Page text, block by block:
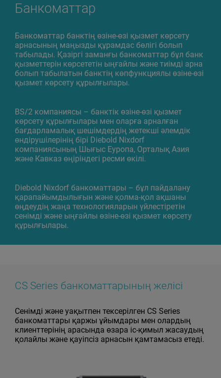
Банкоматтар
Банкоматтар банктің өзіне-өзі қызмет көрсету
арнасының маңызды құрамдас бөлігі болып
табылады. Қазіргі заманғы банкоматтар бұл банк
қызметтерін көрсететін ыңғайлы және тиімді арна
болып табылатын банктің көпфункциялы өзіне-өзі
қызмет көрсету құрылғылары.
BS/2 компаниясы – банктік өзіне-өзі қызмет
көрсету құрылғылары мен оларға арналған
бағдарламалық шешімдердің жетекші әлемдік
өндірушілерінің бірі Diebold Nixdorf
компаниясының Шығыс Еуропа, Орталық Азия
және Кавказ өңіріндегі ресми өкілі.
Diebold Nixdorf банкоматтары – бұл пайдалану
қарапайымдылығын және қолма-қол ақшаны
өңдеудің жаңа технологияларын үйлестіретін
сенімді және ыңғайлы өзіне-өзі қызмет көрсету
құрылғылары.
CS Series банкоматтарының желісі
Сенімді және уақытпен тексерілген CS Series
банкоматтары қаржы ұйымдары мен олардың
клиенттерінің арасында өзара іс-қимыл жасаудың
қолайлы және қауіпсіз арнасын қамтамасыз етеді.